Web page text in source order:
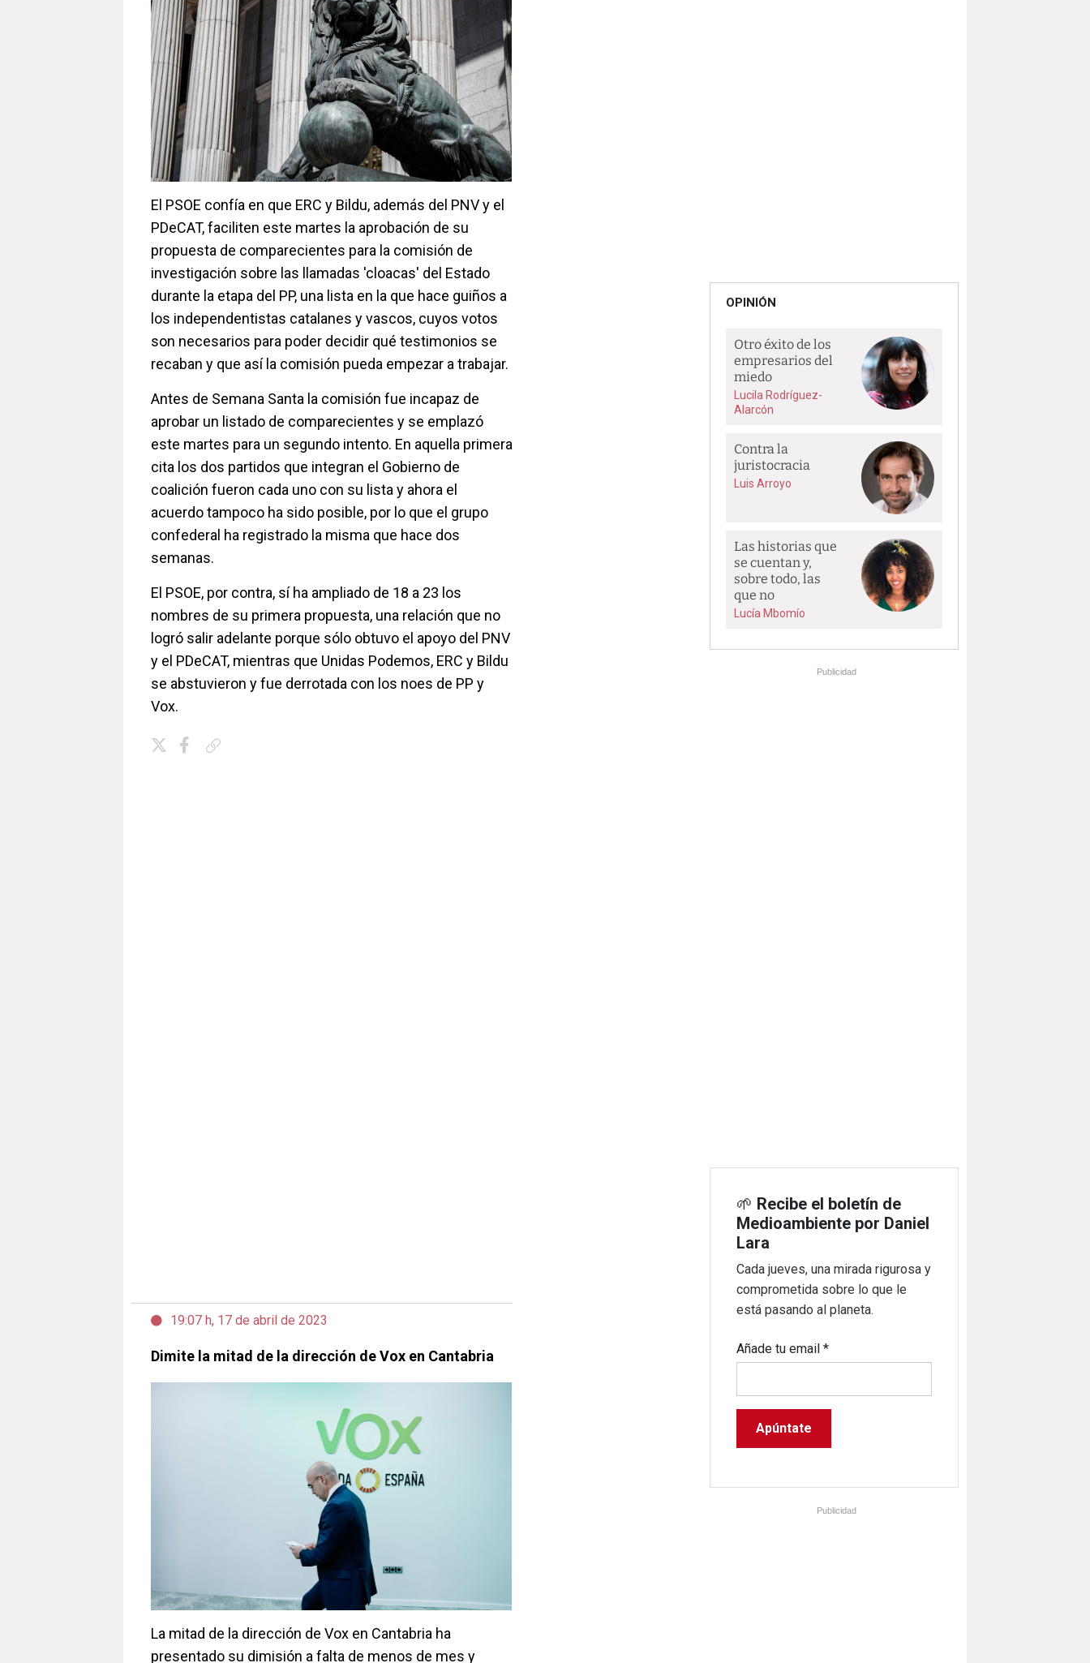
El PSOE confía en que ERC y Bildu, además del PNV y el
PDeCAT, faciliten este martes la aprobación de su
propuesta de comparecientes para la comisión de
investigación sobre las llamadas 'cloacas' del Estado
durante la etapa del PP, una lista en la que hace guiños a
los independentistas catalanes y vascos, cuyos votos
son necesarios para poder decidir qué testimonios se
recaban y que así la comisión pueda empezar a trabajar.
Antes de Semana Santa la comisión fue incapaz de
aprobar un listado de comparecientes y se emplazó
este martes para un segundo intento. En aquella primera
cita los dos partidos que integran el Gobierno de
coalición fueron cada uno con su lista y ahora el
acuerdo tampoco ha sido posible, por lo que el grupo
confederal ha registrado la misma que hace dos
semanas.
El PSOE, por contra, sí ha ampliado de 18 a 23 los
nombres de su primera propuesta, una relación que no
logró salir adelante porque sólo obtuvo el apoyo del PNV
y el PDeCAT, mientras que Unidas Podemos, ERC y Bildu
se abstuvieron y fue derrotada con los noes de PP y
Vox.
19:07 h, 17 de abril de 2023
Dimite la mitad de la dirección de Vox en Cantabria
La mitad de la dirección de Vox en Cantabria ha
presentado su dimisión a falta de menos de mes y
OPINIÓN
Otro éxito de los
empresarios del
miedo
Lucila Rodríguez-
Alarcón
Contra la
juristocracia
Luis Arroyo
Las historias que
se cuentan y,
sobre todo, las
que no
Lucía Mbomío
Publicidad
🌱 Recibe el boletín de
Medioambiente por Daniel
Lara
Cada jueves, una mirada rigurosa y
comprometida sobre lo que le
está pasando al planeta.
Añade tu email*
Publicidad